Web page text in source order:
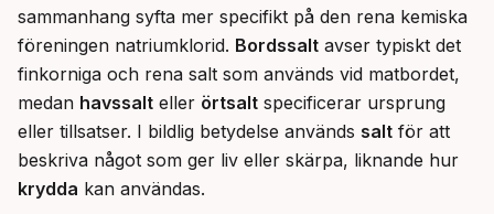
sammanhang syfta mer specifikt på den rena kemiska
föreningen natriumklorid. Bordssalt avser typiskt det
finkorniga och rena salt som används vid matbordet,
medan havssalt eller örtsalt specificerar ursprung
eller tillsatser. I bildlig betydelse används salt för att
krydda kan användas.